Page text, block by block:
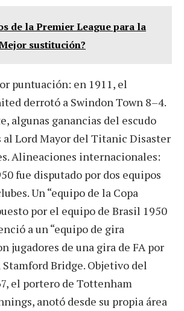
de la Premier League para la
sustitución?
puntuación: en 1911, el
derrotó a Swindon Town 8–4.
algunas ganancias del escudo
al Lord Mayor del Titanic Disaster
Alineaciones internacionales:
fue disputado por dos equipos
Un “equipo de la Copa
por el equipo de Brasil 1950
a un “equipo de gira
jugadores de una gira de FA por
Stamford Bridge. Objetivo del
el portero de Tottenham
anotó desde su propia área